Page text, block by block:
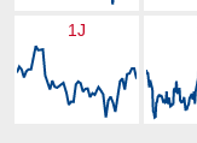
1J